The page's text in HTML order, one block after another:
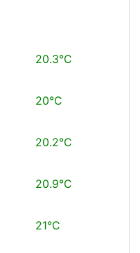
20.3°C
20°C
20.2°C
20.9°C
21°C